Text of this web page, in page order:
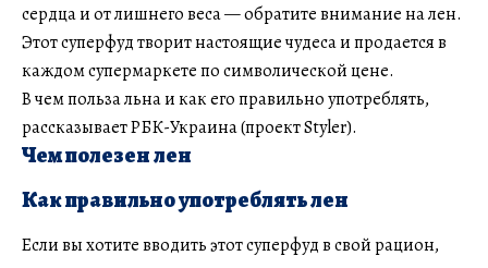
сердца и от лишнего веса — обратите внимание на лен.
Этот суперфуд творит настоящие чудеса и продается в
каждом супермаркете по символической цене.
В чем польза льна и как его правильно употреблять,
рассказывает РБК-Украина (проект Styler).
Чем полезен лен
Как правильно употреблять лен
Если вы хотите вводить этот суперфуд в свой рацион,